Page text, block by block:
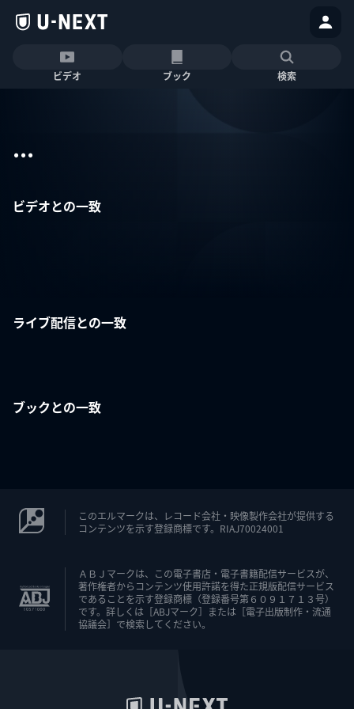
ビデオ ブック 検索
...
ビデオとの一致
ライブ配信との一致
ブックとの一致
このエルマークは、レコード会社・映像製作会社が提供する
コンテンツを示す登録商標です。RIAJ70024001
ＡＢＪマークは、この電子書店・電子書籍配信サービスが、
著作権者からコンテンツ使用許諾を得た正規版配信サービス
であることを示す登録商標（登録番号第６０９１７１３号）
です。詳しくは［ABJマーク］または［電子出版制作・流通
協議会］で検索してください。